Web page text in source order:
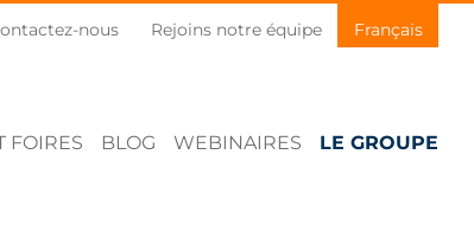
nous Rejoins notre équipe Français
FOIRES BLOG WEBINAIRES LE GROUPE